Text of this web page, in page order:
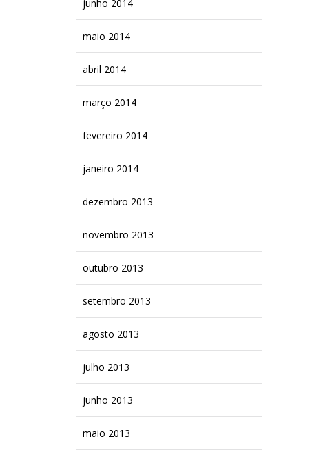
junho 2014
maio 2014
abril 2014
março 2014
fevereiro 2014
janeiro 2014
dezembro 2013
novembro 2013
outubro 2013
setembro 2013
agosto 2013
julho 2013
junho 2013
maio 2013